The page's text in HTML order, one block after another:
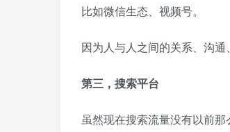
比如微信生态、视频号。
因为人与人之间的关系、沟通
第三，搜索平台
虽然现在搜索流量没有以前那